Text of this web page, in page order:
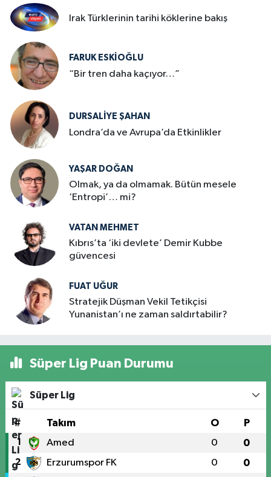
Irak Türklerinin tarihi köklerine bakış
FARUK ESKİOĞLU
“Bir tren daha kaçıyor…”
DURSALIYE ŞAHAN
Londra’da ve Avrupa’da Etkinlikler
YAŞAR DOĞAN
Olmak, ya da olmamak. Bütün mesele
‘Entropi’… mi?
VATAN MEHMET
Kıbrıs’ta ‘iki devlete’ Demir Kubbe
güvencesi
FUAT UĞUR
Stratejik Düşman Vekil Tetikçisi
Yunanistan’ı ne zaman saldırtabilir?
Süper Lig Puan Durumu
Süper Lig
# Takım O P
1 Amed 0 0
2 Erzurumspor FK 0 0